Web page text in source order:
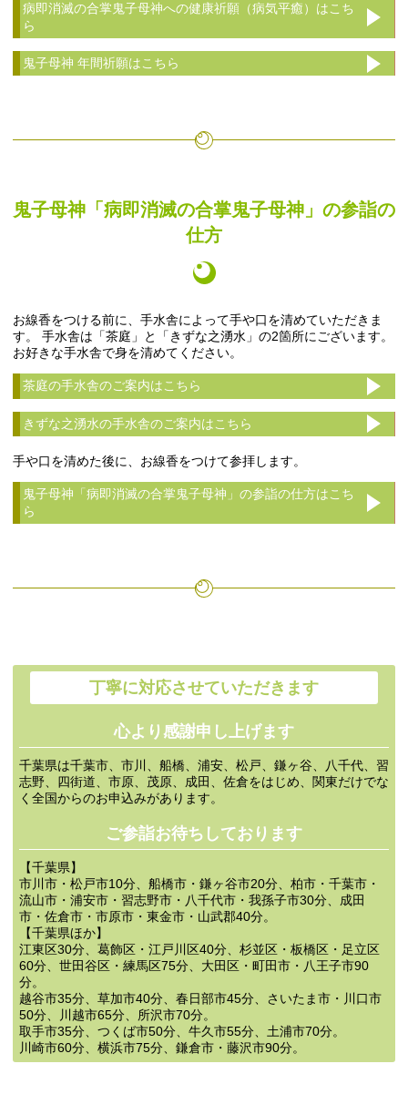
病即消滅の合掌鬼子母神への健康祈願（病気平癒）はこち
ら
鬼子母神 年間祈願はこちら
鬼子母神「病即消滅の合掌鬼子母神」の参詣の
仕方
お線香をつける前に、手水舎によって手や口を清めていただきま
す。 手水舎は「茶庭」と「きずな之湧水」の2箇所にございます。
お好きな手水舎で身を清めてください。
茶庭の手水舎のご案内はこちら
きずな之湧水の手水舎のご案内はこちら
手や口を清めた後に、お線香をつけて参拝します。
鬼子母神「病即消滅の合掌鬼子母神」の参詣の仕方はこち
ら
丁寧に対応させていただきます
心より感謝申し上げます
千葉県は千葉市、市川、船橋、浦安、松戸、鎌ヶ谷、八千代、習
志野、四街道、市原、茂原、成田、佐倉をはじめ、関東だけでな
く全国からのお申込みがあります。
ご参詣お待ちしております
【千葉県】
市川市・松戸市10分、船橋市・鎌ヶ谷市20分、柏市・千葉市・
流山市・浦安市・習志野市・八千代市・我孫子市30分、成田
市・佐倉市・市原市・東金市・山武郡40分。
【千葉県ほか】
江東区30分、葛飾区・江戸川区40分、杉並区・板橋区・足立区
60分、世田谷区・練馬区75分、大田区・町田市・八王子市90
分。
越谷市35分、草加市40分、春日部市45分、さいたま市・川口市
50分、川越市65分、所沢市70分。
取手市35分、つくば市50分、牛久市55分、土浦市70分。
川崎市60分、横浜市75分、鎌倉市・藤沢市90分。